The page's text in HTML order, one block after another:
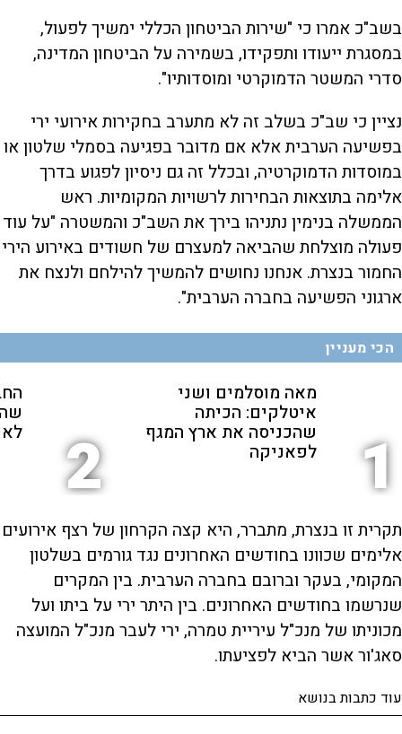
בשב"כ אמרו כי "שירות הביטחון הכללי ימשיך לפעול,
במסגרת ייעודו ותפקידו, בשמירה על הביטחון המדינה,
סדרי המשטר הדמוקרטי ומוסדותיו".
נציין כי שב"כ בשלב זה לא מתערב בחקירות אירועי ירי
בפשיעה הערבית אלא אם מדובר בפגיעה בסמלי שלטון או
במוסדות הדמוקרטיה, ובכלל זה גם ניסיון לפגוע בדרך
אלימה בתוצאות הבחירות לרשויות המקומיות. ראש
הממשלה בנימין נתניהו בירך את השב"כ והמשטרה "על עוד
פעולה מוצלחת שהביאה למעצרם של חשודים באירוע הירי
החמור בנצרת. אנחנו נחושים להמשיך להילחם ולנצח את
ארגוני הפשיעה בחברה הערבית".
הכי מעניין
1
מאה מוסלמים ושני
איטלקים: הכיתה
שהכניסה את ארץ המגף
לפאניקה 2
תקרית זו בנצרת, מתברר, היא קצה הקרחון של רצף אירועים
אלימים שכוונו בחודשים האחרונים נגד גורמים בשלטון
המקומי, בעקר וברובם בחברה הערבית. בין המקרים
שנרשמו בחודשים האחרונים. בין היתר ירי על ביתו ועל
מכוניתו של מנכ"ל עיריית טמרה, ירי לעבר מנכ"ל המועצה
סאג'ור אשר הביא לפציעתו.
עוד כתבות בנושא